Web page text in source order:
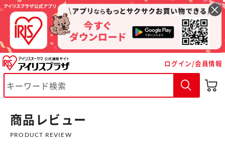
ログイン/会員情報
商品レビュー
PRODUCT REVIEW
※ご確認ください